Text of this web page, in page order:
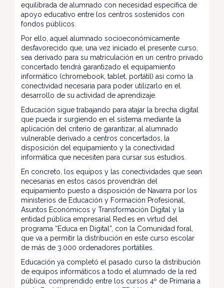
equilibrada de alumnado con necesidad específica de
apoyo educativo entre los centros sostenidos con
fondos públicos.
Por ello, aquel alumnado socioeconómicamente
desfavorecido que, una vez iniciado el presente curso,
sea derivado para su matriculación en un centro privado
concertado tendrá garantizado el equipamiento
informático (chromebook, tablet, portátil) así como la
conectividad necesaria para poder utilizarlo en el
desarrollo de su actividad de aprendizaje.
Educación sigue trabajando para atajar la brecha digital
que pueda ir surgiendo en el sistema mediante la
aplicación del criterio de garantizar, al alumnado
vulnerable derivado a centros concertados, la
disposición del equipamiento y la conectividad
informática que necesiten para cursar sus estudios.
En concreto, los equipos y las conectividades que sean
necesarias en estos casos provendrán del
equipamiento puesto a disposición de Navarra por los
ministerios de Educación y Formación Profesional,
Asuntos Económicos y Transformación Digital y la
entidad pública empresarial Red.es en virtud del
programa “Educa en Digital”, con la Comunidad foral,
que va a permitir la distribución en este curso escolar
de más de 3.000 ordenadores portátiles.
Educación ya completó el pasado curso la distribución
de equipos informáticos a todo el alumnado de la red
pública, comprendido entre los cursos 4º de Primaria a